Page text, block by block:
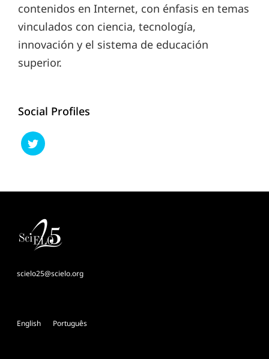
contenidos en Internet, con énfasis en temas
vinculados con ciencia, tecnología,
innovación y el sistema de educación
superior.
Social Profiles
scielo25@scielo.org
English Português